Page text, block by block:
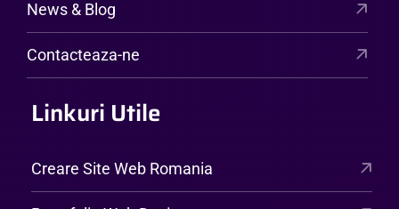
News & Blog
Contacteaza-ne
Linkuri Utile
Creare Site Web Romania